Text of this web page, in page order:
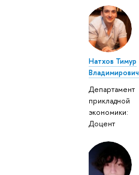
Натхов Тимур
Владимирович
Департамент
прикладной
экономики:
Доцент